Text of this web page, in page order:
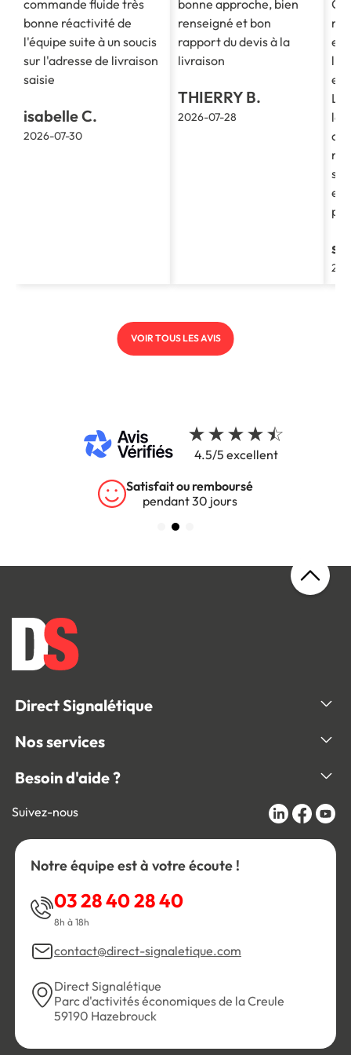
commande fluide très
bonne réactivité de
l'équipe suite à un soucis
sur l'adresse de livraison
saisie
isabelle C.
2026-07-30
bonne approche, bien
renseigné et bon
rapport du devis à la
livraison
THIERRY B.
2026-07-28
est
et
La
le
et
VOIR TOUS LES AVIS
4.5/5 excellent
Satisfait ou remboursé
pendant 30 jours
Direct Signalétique
Nos services
Besoin d'aide ?
Suivez-nous
Notre équipe est à votre écoute !
03 28 40 28 40
8h à 18h
contact@direct-signaletique.com
Direct Signalétique
Parc d'activités économiques de la Creule
59190 Hazebrouck